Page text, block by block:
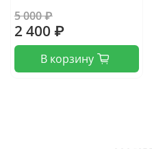
5 000 ₽
2 400 ₽
В корзину